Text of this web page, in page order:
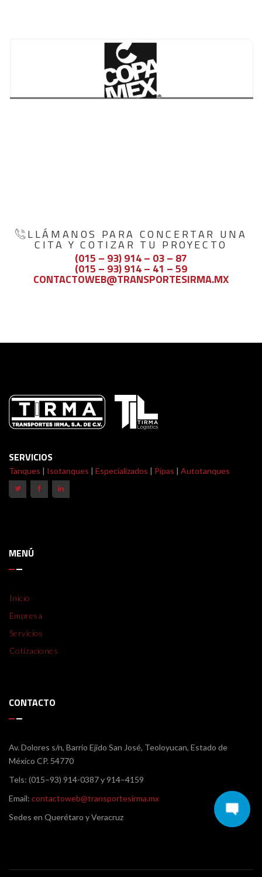
LLÁMANOS PARA CONCERTAR UNA
CITA Y COTIZAR TU PROYECTO
(015 – 93) 914 – 03 – 87
(015 – 93) 914 – 41 – 59
CONTACTOWEB@TRANSPORTESIRMA.MX
SERVICIOS
Tanques | Isotanques | Especializados | Pipas | Autotanques
MENÚ
Inicio
Empresa
Servicios
Cotizaciones
CONTACTO
Av. Dolores s/n, Barrio Ejido San José, Teoloyucan, Estado de
México CP. 54770
Tels: (015–93) 914-0387 y 914–4159
Email: contactoweb@transportesirma.mx
Sedes en Querétaro y Veracruz